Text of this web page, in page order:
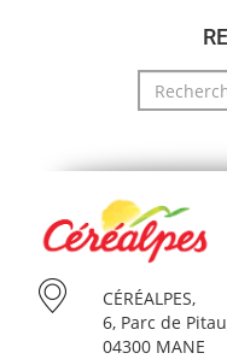
CÉRÉALPES,
6, Parc de
04300 MANE